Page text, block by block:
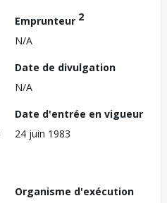
Emprunteur 2
N/A
Date de divulgation
N/A
Date d'entrée en vigueur
24 juin 1983
Organisme d'exécution